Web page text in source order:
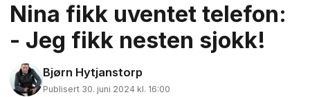
Nina fikk uventet telefon:
- Jeg fikk nesten sjokk!
Bjørn Hytjanstorp
Publisert 30. juni 2024 kl. 16:00